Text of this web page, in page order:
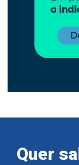
Quer